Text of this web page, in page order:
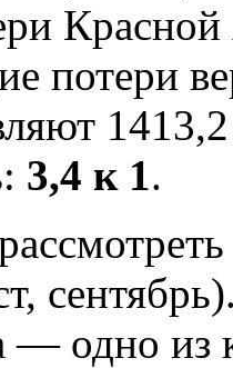
потери
3,4 к 1.
— одно